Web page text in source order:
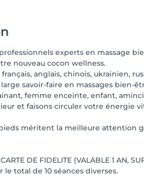
experts en massage
nouveau cocon wellness.
français, anglais, chinois, ukrainien,
savoir-faire en massages bien-
femme enceinte, enfant,
et faisons circuler votre énergie
méritent la meilleure attention
DE FIDELITE (VALABLE 1 AN,
le total de 10 séances diverses.